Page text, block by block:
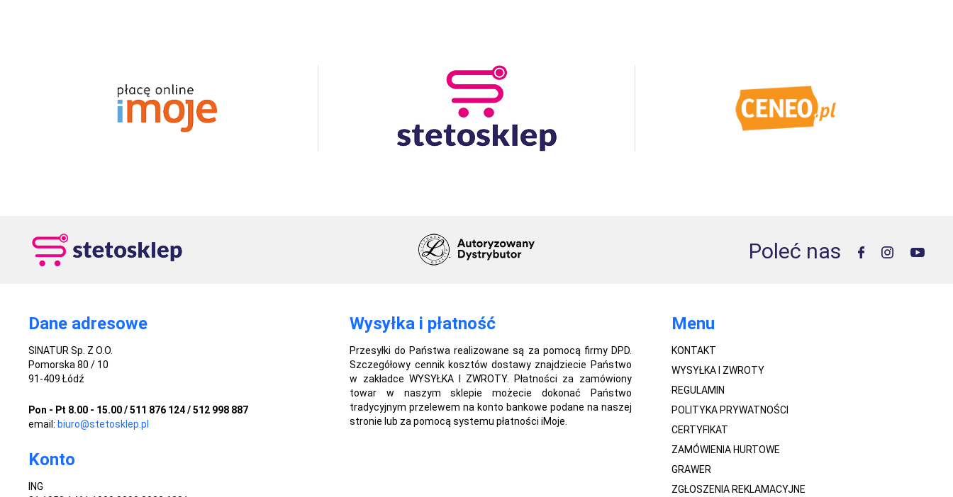
Poleć nas
Dane adresowe
SINATUR Sp. Z O.O.
Pomorska 80 / 10
91-409 Łódź
Pon - Pt 8.00 - 15.00 / 511 876 124 / 512 998 887
email: biuro@stetosklep.pl
Konto
ING
Wysyłka i płatność
Przesyłki do Państwa realizowane są za pomocą firmy DPD.
Szczegółowy cennik kosztów dostawy znajdziecie Państwo
w zakładce WYSYŁKA I ZWROTY. Płatności za zamówiony
towar w naszym sklepie możecie dokonać Państwo
tradycyjnym przelewem na konto bankowe podane na naszej
stronie lub za pomocą systemu płatności iMoje.
Menu
KONTAKT
WYSYŁKA I ZWROTY
REGULAMIN
POLITYKA PRYWATNOŚCI
CERTYFIKAT
ZAMÓWIENIA HURTOWE
GRAWER
ZGŁOSZENIA REKLAMACYJNE